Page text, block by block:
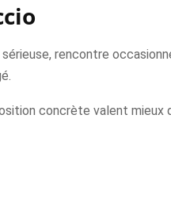
rencontre
concrète valent mieux